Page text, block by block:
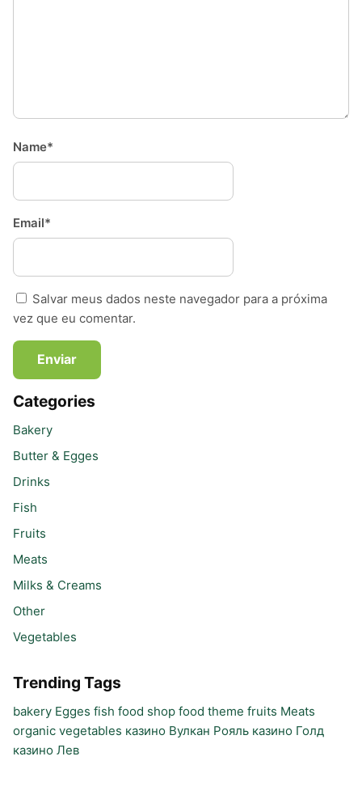
Name*
Email*
Salvar meus dados neste navegador para a próxima
vez que eu comentar.
Categories
Bakery
Butter & Egges
Drinks
Fish
Fruits
Meats
Milks & Creams
Other
Vegetables
Trending Tags
bakery Egges fish food shop food theme fruits Meats
organic vegetables казино Вулкан Рояль казино Голд
казино Лев